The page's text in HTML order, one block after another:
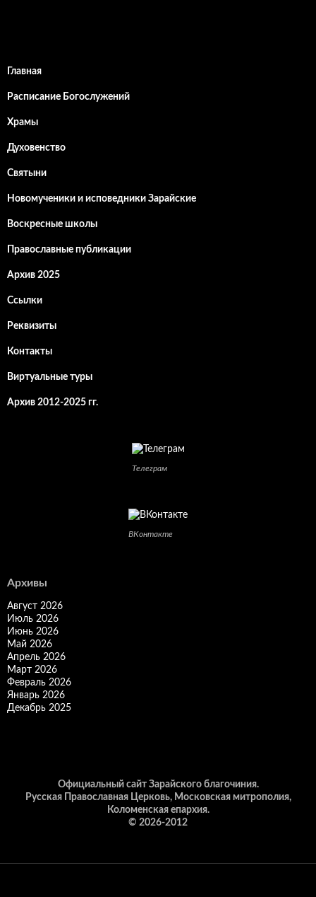
Главная
Расписание Богослужений
Храмы
Духовенство
Святыни
Новомученики и исповедники Зарайские
Воскресные школы
Православные публикации
Архив 2025
Ссылки
Реквизиты
Контакты
Виртуальные туры
Архив 2012-2025 гг.
Телеграм
ВКонтакте
Архивы
Август 2026
Июль 2026
Июнь 2026
Май 2026
Апрель 2026
Март 2026
Февраль 2026
Январь 2026
Декабрь 2025
Официальный сайт Зарайского благочиния.
Русская Православная Церковь, Московская митрополия,
Коломенская епархия.
© 2026-2012